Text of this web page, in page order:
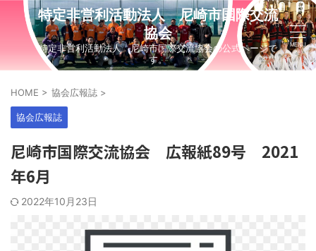
特定非営利活動法人 尼崎市国際交流
協会
特定非営利活動法人 尼崎市国際交流協会の公式ページで
す。
HOME > 協会広報誌 >
協会広報誌
尼崎市国際交流協会 広報紙89号 2021
年6月
2022年10月23日